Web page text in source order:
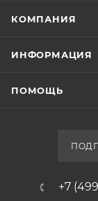
КОМПАНИЯ
ИНФОРМАЦИЯ
ПОМОЩЬ
+7